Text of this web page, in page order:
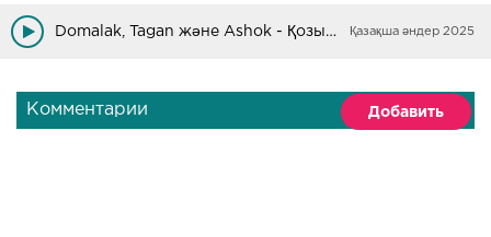
Domalak, Tagan және Ashok - Қозы Көрпеш пен Баян Сұлу Қазақша әндер 2025
Комментарии Добавить